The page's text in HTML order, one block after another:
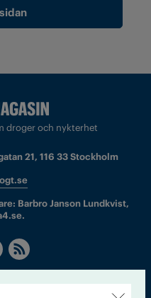
droger och nykterhet
21, 116 33 Stockholm
Barbro Janson Lundkvist,
In English